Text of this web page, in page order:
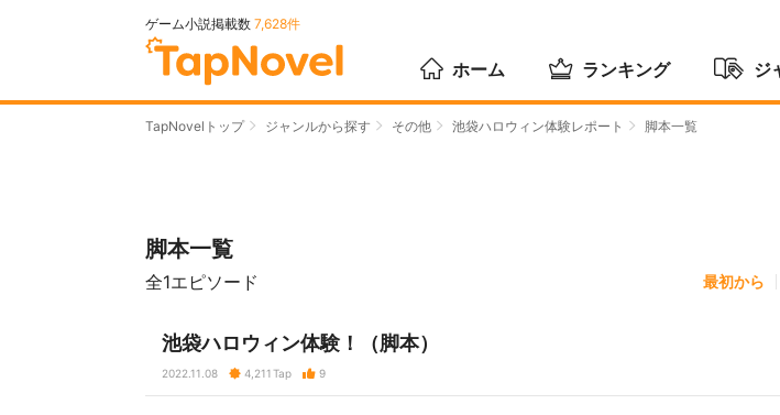
ゲーム小説掲載数 7,628件
ホーム ランキング ジ
TapNovelトップ ジャンルから探す その他 池袋ハロウィン体験レポート 脚本一覧
脚本一覧
全1エピソード 最初から
池袋ハロウィン体験！（脚本）
2022.11.08 4,211Tap 9